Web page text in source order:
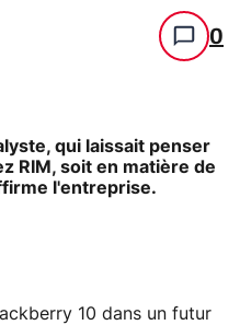
0
qui laissait penser
RIM, soit en matière de
l'entreprise.
10 dans un futur